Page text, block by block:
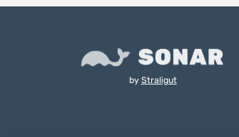
by Straligut